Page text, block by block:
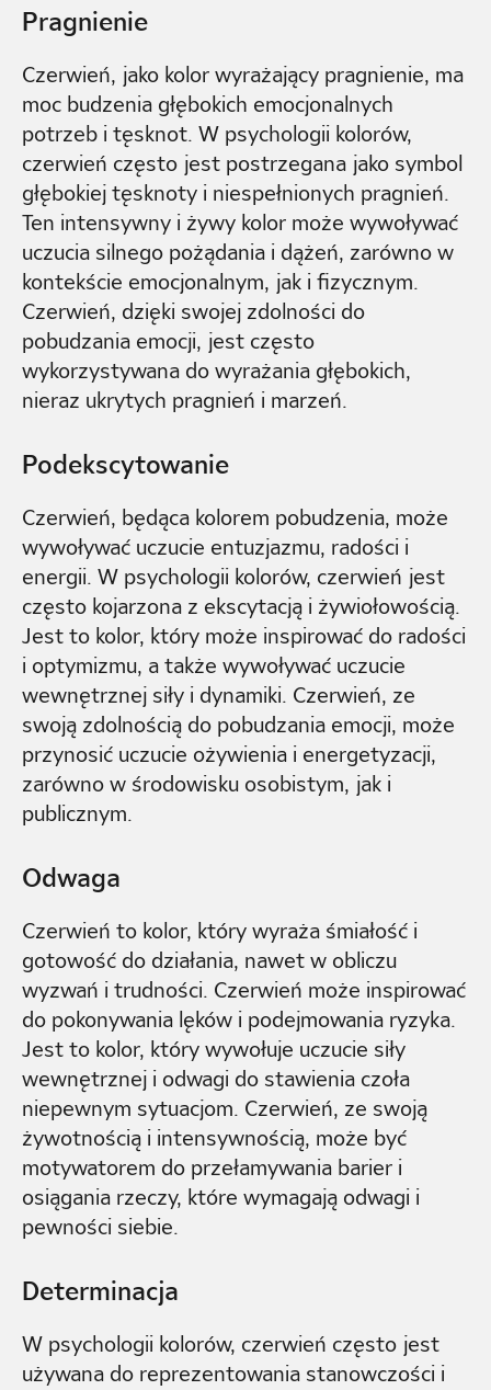
Pragnienie
Czerwień, jako kolor wyrażający pragnienie, ma
moc budzenia głębokich emocjonalnych
potrzeb i tęsknot. W psychologii kolorów,
czerwień często jest postrzegana jako symbol
głębokiej tęsknoty i niespełnionych pragnień.
Ten intensywny i żywy kolor może wywoływać
uczucia silnego pożądania i dążeń, zarówno w
kontekście emocjonalnym, jak i fizycznym.
Czerwień, dzięki swojej zdolności do
pobudzania emocji, jest często
wykorzystywana do wyrażania głębokich,
nieraz ukrytych pragnień i marzeń.
Podekscytowanie
Czerwień, będąca kolorem pobudzenia, może
wywoływać uczucie entuzjazmu, radości i
energii. W psychologii kolorów, czerwień jest
często kojarzona z ekscytacją i żywiołowością.
Jest to kolor, który może inspirować do radości
i optymizmu, a także wywoływać uczucie
wewnętrznej siły i dynamiki. Czerwień, ze
swoją zdolnością do pobudzania emocji, może
przynosić uczucie ożywienia i energetyzacji,
zarówno w środowisku osobistym, jak i
publicznym.
Odwaga
Czerwień to kolor, który wyraża śmiałość i
gotowość do działania, nawet w obliczu
wyzwań i trudności. Czerwień może inspirować
do pokonywania lęków i podejmowania ryzyka.
Jest to kolor, który wywołuje uczucie siły
wewnętrznej i odwagi do stawienia czoła
niepewnym sytuacjom. Czerwień, ze swoją
żywotnością i intensywnością, może być
motywatorem do przełamywania barier i
osiągania rzeczy, które wymagają odwagi i
pewności siebie.
Determinacja
W psychologii kolorów, czerwień często jest
używana do reprezentowania stanowczości i